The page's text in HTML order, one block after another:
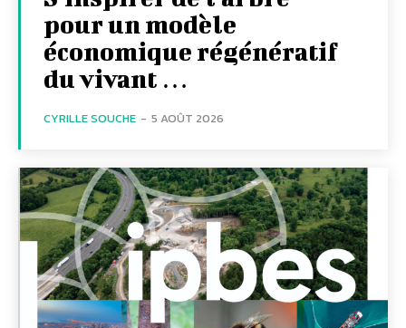
pour un modèle
économique régénératif
du vivant …
CYRILLE SOUCHE - 5 AOÛT 2026